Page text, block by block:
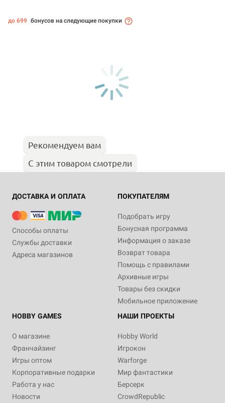
до 699 бонусов на следующие покупки
Рекомендуем вам
С этим товаром смотрели
ДОСТАВКА И ОПЛАТА
Способы оплаты
Службы доставки
Адреса магазинов
ПОКУПАТЕЛЯМ
Подобрать игру
Бонусная программа
Информация о заказе
Возврат товара
Помощь с правилами
Архивные игры
Товары без скидки
Мобильное приложение
HOBBY GAMES
О магазине
Франчайзинг
Игры оптом
Корпоративные подарки
Работа у нас
Новости
НАШИ ПРОЕКТЫ
Hobby World
Игрокон
Warforge
Мир фантастики
Берсерк
CrowdRepublic